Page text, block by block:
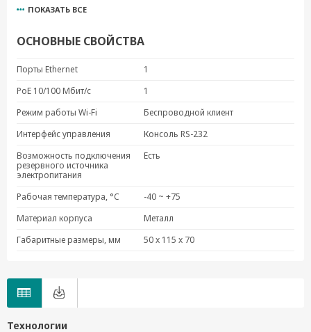
ПОКАЗАТЬ ВСЕ
ОСНОВНЫЕ СВОЙСТВА
Порты Ethernet
1
PoE 10/100 Мбит/с
1
Режим работы Wi-Fi
Беспроводной клиент
Интерфейс управления
Консоль RS-232
Возможность подключения
резервного источника
электропитания
Есть
Рабочая температура, °C
-40 ~ +75
Материал корпуса
Металл
Габаритные размеры, мм
50 x 115 x 70
Технологии